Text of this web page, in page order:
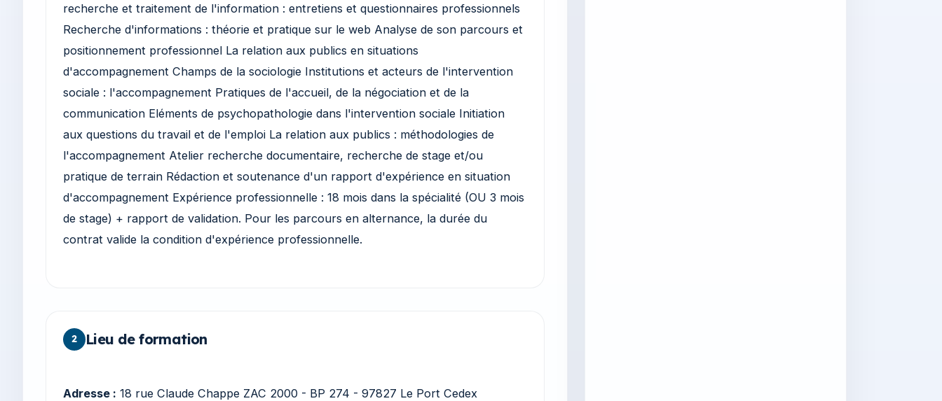
recherche et traitement de l'information : entretiens et questionnaires professionnels
Recherche d'informations : théorie et pratique sur le web Analyse de son parcours et
positionnement professionnel La relation aux publics en situations
d'accompagnement Champs de la sociologie Institutions et acteurs de l'intervention
sociale : l'accompagnement Pratiques de l'accueil, de la négociation et de la
communication Eléments de psychopathologie dans l'intervention sociale Initiation
aux questions du travail et de l'emploi La relation aux publics : méthodologies de
l'accompagnement Atelier recherche documentaire, recherche de stage et/ou
pratique de terrain Rédaction et soutenance d'un rapport d'expérience en situation
d'accompagnement Expérience professionnelle : 18 mois dans la spécialité (OU 3 mois
de stage) + rapport de validation. Pour les parcours en alternance, la durée du
contrat valide la condition d'expérience professionnelle.
2 Lieu de formation
Adresse : 18 rue Claude Chappe ZAC 2000 - BP 274 - 97827 Le Port Cedex